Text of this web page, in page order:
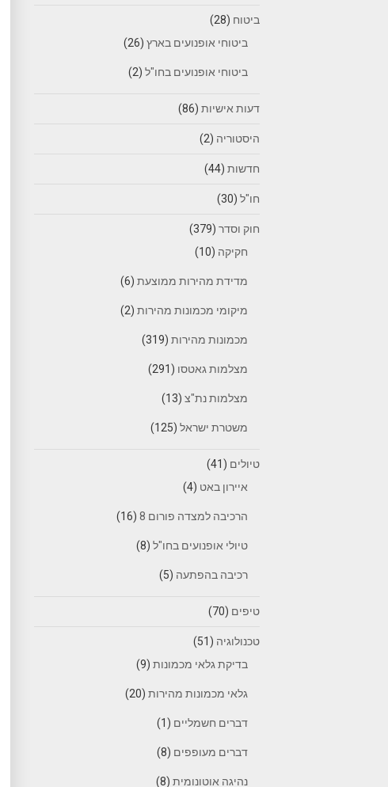
ביטוח (28)
ביטוחי אופנועים בארץ (26)
ביטוחי אופנועים בחו"ל (2)
דעות אישיות (86)
היסטוריה (2)
חדשות (44)
חו"ל (30)
חוק וסדר (379)
חקיקה (10)
מדידת מהירות ממוצעת (6)
מיקומי מכמונות מהירות (2)
מכמונות מהירות (319)
מצלמות גאטסו (291)
מצלמות נת"צ (13)
משטרת ישראל (125)
טיולים (41)
איירון באט (4)
הרכיבה למצדה פורום 8 (16)
טיולי אופנועים בחו"ל (8)
רכיבה בהפתעה (5)
טיפים (70)
טכנולוגיה (51)
בדיקת גלאי מכמונות (9)
גלאי מכמונות מהירות (20)
דברים חשמליים (1)
דברים מעופפים (8)
נהיגה אוטונומית (8)